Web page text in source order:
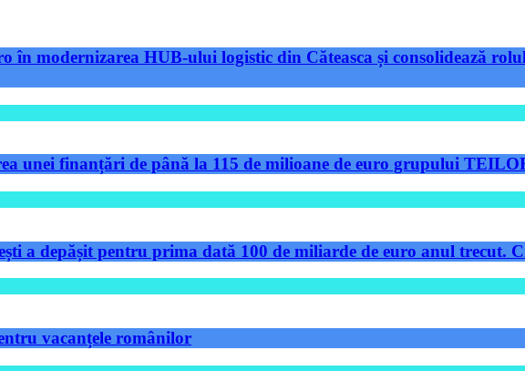
în modernizarea HUB-ului logistic din Căteasca și consolidează
unei finanțări de până la 115 de milioane de euro grupului
a depășit pentru prima dată 100 de miliarde de euro anul trecut.
vacanțele românilor